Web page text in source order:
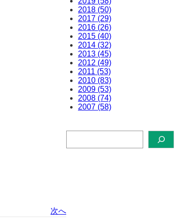
次へ
2018 (50)
2017 (29)
2016 (26)
2015 (40)
2014 (32)
2013 (45)
2012 (49)
2011 (53)
2010 (83)
2009 (53)
2008 (74)
2007 (58)